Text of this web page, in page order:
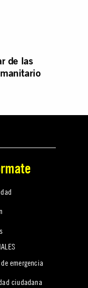
de las
emergencia
ciudadana